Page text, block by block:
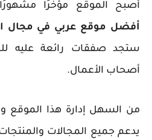
أصبح الموقع مؤخرًا
أفضل موقع عربي في مجال
ستجد صفقات رائعة عليه
أصحاب الأعمال.
من السهل إدارة هذا الموقع
يدعم جميع المجالات